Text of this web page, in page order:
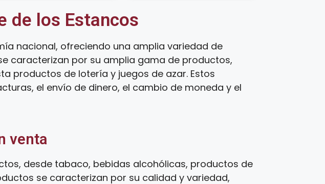
de los Estancos
nacional, ofreciendo una amplia variedad de
caracterizan por su amplia gama de productos,
productos de lotería y juegos de azar. Estos
el envío de dinero, el cambio de moneda y el
venta
desde tabaco, bebidas alcohólicas, productos de
se caracterizan por su calidad y variedad,